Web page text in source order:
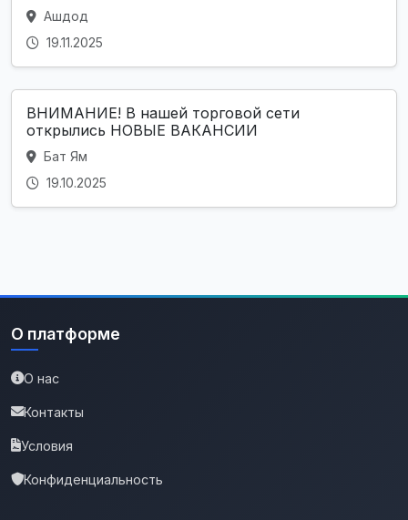
Ашдод
19.11.2025
ВНИМАНИЕ! В нашей торговой сети
открылись НОВЫЕ ВАКАНСИИ
Бат Ям
19.10.2025
О платформе
О нас
Контакты
Условия
Конфиденциальность